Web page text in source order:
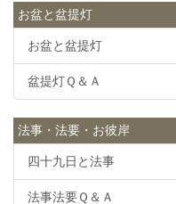
お盆と盆提灯
お盆と盆提灯
盆提灯Ｑ＆Ａ
法事・法要・お彼岸
四十九日と法事
法事法要Ｑ＆Ａ